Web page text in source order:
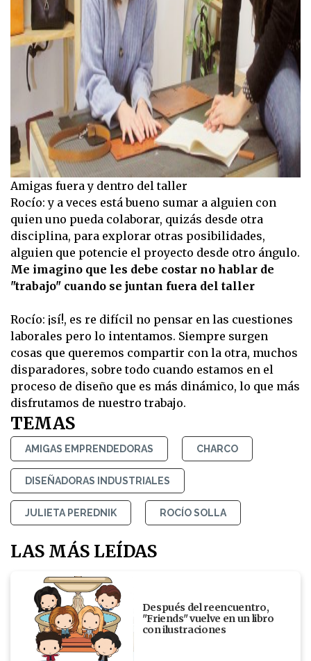
Amigas fuera y dentro del taller
Rocío: y a veces está bueno sumar a alguien con
quien uno pueda colaborar, quizás desde otra
disciplina, para explorar otras posibilidades,
alguien que potencie el proyecto desde otro ángulo.
Me imagino que les debe costar no hablar de
"trabajo" cuando se juntan fuera del taller
Rocío: ¡sí!, es re difícil no pensar en las cuestiones
laborales pero lo intentamos. Siempre surgen
cosas que queremos compartir con la otra, muchos
disparadores, sobre todo cuando estamos en el
proceso de diseño que es más dinámico, lo que más
disfrutamos de nuestro trabajo.
TEMAS
AMIGAS EMPRENDEDORAS CHARCO
DISEÑADORAS INDUSTRIALES
JULIETA PEREDNIK ROCÍO SOLLA
LAS MÁS LEÍDAS
Después del reencuentro,
"Friends" vuelve en un libro
con ilustraciones